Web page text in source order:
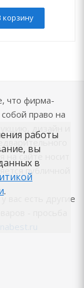
корзину
что фирма-
право на
дизайн и
сайте носит
публичной
вас есть другие
- просьба
работы
вы
в
.